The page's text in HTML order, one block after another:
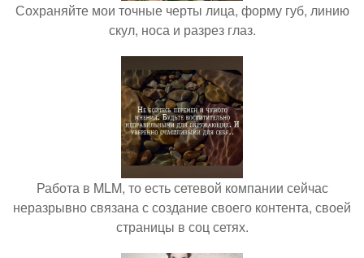
Сохраняйте мои точные черты лица, форму губ, линию
скул, носа и разрез глаз.
Работа в MLM, то есть сетевой компании сейчас
неразрывно связана с создание своего контента, своей
страницы в соц сетях.